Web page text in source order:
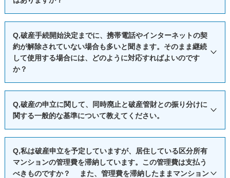
報酬と過払回収報酬については、事前に確認しておくことを
お勧めいたします。
なお、私は減額報酬はいただいておりません。また、過払回
収報酬率は、回収のために訴訟をする場合であっても、訴訟
せていただいております。
そのため、弊事務所が令和２年９月２３日に、茨城県に本支
店のある法律事務所と司法書士事務所合計４３事務所のウエ
ブサイトを確認した限りでは、法テラスの料金を除いて、地
域最安級の価格になっています。
提起から約1.5～2ヶ月程度で和解で終了することが多いで
す。もっとも、業者によって対応の仕方が異なるので、一概
にはいえません。
5 利息制限法による引直計算をしても債務の残った業者につ
いては、過払金にて弁済または分割払いの和解案を提示。
額と不動産の換価価値の比率を、運用で明確に定めているこ
とが多いです。
同時廃止となるか管財事件なるかによって、申立予納金額
が変わりますので、申立準備段階で事前に検討しておく必要
があります。
自己破産をすると、これらの税金の支払いが免除されると思
う方も多いかもしれませんが、税金は「非免責債権」に該当
するため、支払の免除には該当しません。破産をしても、引
き続き支払いの義務があります。
また、非免責債権には、税金以外にも、国民健康保険の保険
税金の支払いは怠らないようにしましょう。
居住制限や郵便物等の回送による通信の秘密の制限が規定さ
れています。また、破産法以外の各種法令においては、破産
者について公法上、私法上の資格を制限しているものがあり
ます。そのため、破産者が破産手続開始決定時にそれらの資
格や地位を得ている場合には、その資格や地位を失うことも
あります。
具体的な公法上の資格制限としては、弁護士（弁護士法７
③）、税理士（税理士法４③）、公認会計士（公認会計士法
４③）、社会保険労務士（社会保険労務士法５③）、不動産
Q,破産手続開始決定までに、携帯電話やインターネットの契
約が解除されていない場合も多いと聞きます。そのまま継続
して使用する場合には、どのように対応すればよいのです
か？
利用したいと希望するケースが多いようです。その場合、契
対応を取ることが多いと思われます。
もっとも、破産者が法人の場合は、携帯電話やインターネッ
トのような継続的供給契約については、通常、破産管財人
Q,破産の申立に関して、同時廃止と破産管財との振り分けに
関する一般的な基準について教えてください。
もって破産手続の費用を支弁するのに不足すると認めると
き」は同時廃止とすると定めています（破産法第２１６条）
Q,私は破産申立を予定していますが、居住している区分所有
マンションの管理費を滞納しています。この管理費は支払う
べきものですか？ また、管理費を滞納したままマンション